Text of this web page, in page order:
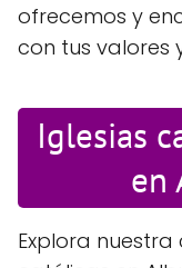
ofrecemos y
con tus valores
Iglesias
en
Explora